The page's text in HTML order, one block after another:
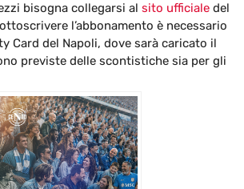
bisogna collegarsi al sito ufficiale del
l’abbonamento è necessario
Card del Napoli, dove sarà caricato il
previste delle scontistiche sia per gli